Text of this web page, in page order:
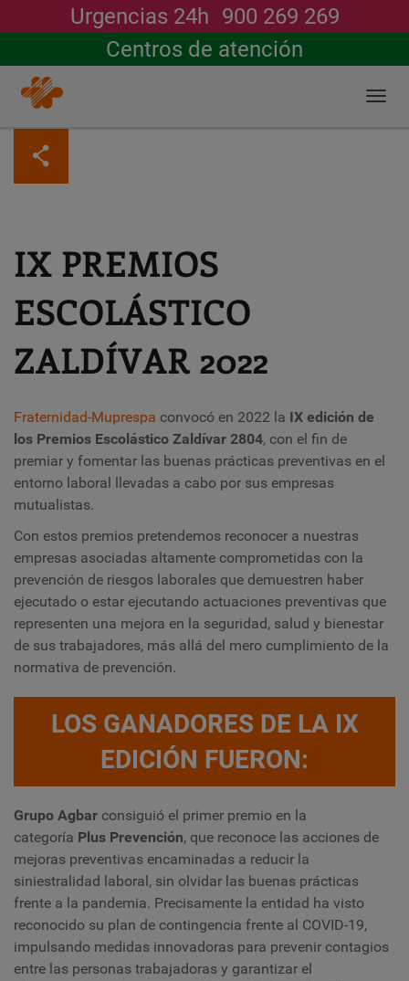
contenido
principal
Urgencias 24h 900 269 269
Centros de atención
Buscar
IX PREMIOS
ESCOLÁSTICO
ZALDÍVAR 2022
Fraternidad-Muprespa convocó en 2022 la IX edición de
los Premios Escolástico Zaldívar 2804, con el fin de
premiar y fomentar las buenas prácticas preventivas en el
entorno laboral llevadas a cabo por sus empresas
mutualistas.
Con estos premios pretendemos reconocer a nuestras
empresas asociadas altamente comprometidas con la
prevención de riesgos laborales que demuestren haber
ejecutado o estar ejecutando actuaciones preventivas que
representen una mejora en la seguridad, salud y bienestar
de sus trabajadores, más allá del mero cumplimiento de la
normativa de prevención.
LOS GANADORES DE LA IX
EDICIÓN FUERON:
Grupo Agbar consiguió el primer premio en la
categoría Plus Prevención, que reconoce las acciones de
mejoras preventivas encaminadas a reducir la
siniestralidad laboral, sin olvidar las buenas prácticas
frente a la pandemia. Precisamente la entidad ha visto
reconocido su plan de contingencia frente al COVID-19,
impulsando medidas innovadoras para prevenir contagios
entre las personas trabajadoras y garantizar el